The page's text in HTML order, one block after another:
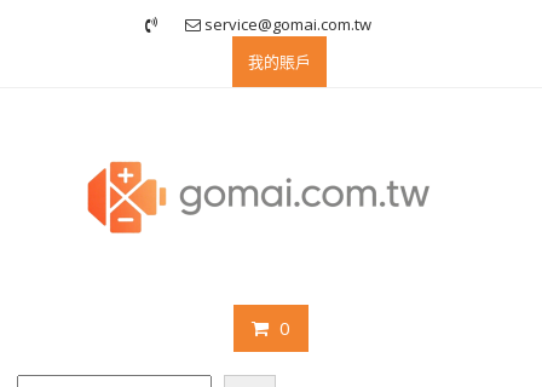
service@gomai.com.tw
我的賬戶
0